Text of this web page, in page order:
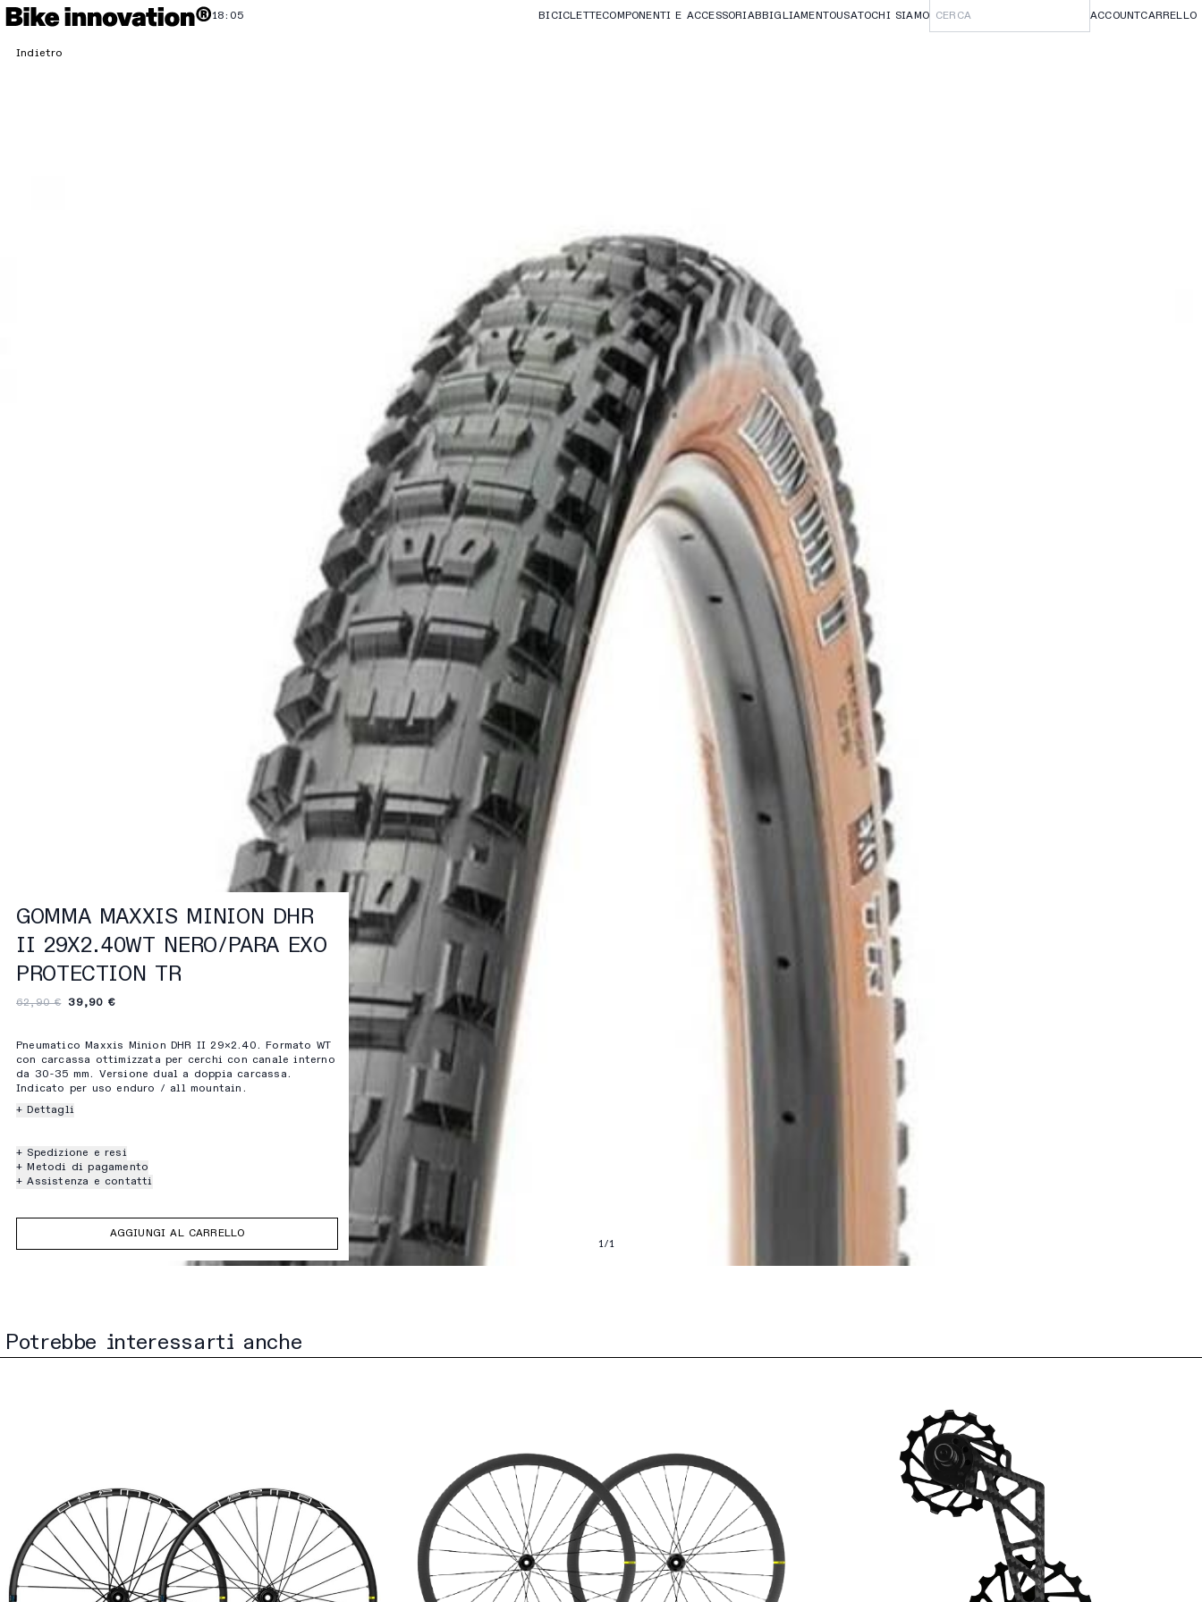
18:05 BICICLETTECOMPONENTI E ACCESSORIABBIGLIAMENTOUSATOCHI SIAMO ACCOUNTCARRELLO
Indietro
1/1
GOMMA MAXXIS MINION DHR
II 29X2.40WT NERO/PARA EXO
PROTECTION TR
62,90 € 39,90 €
Pneumatico Maxxis Minion DHR II 29×2.40. Formato WT
con carcassa ottimizzata per cerchi con canale interno
da 30-35 mm. Versione dual a doppia carcassa.
Indicato per uso enduro / all mountain.
+ Dettagli
+ Spedizione e resi
+ Metodi di pagamento
+ Assistenza e contatti
AGGIUNGI AL CARRELLO
Potrebbe interessarti anche